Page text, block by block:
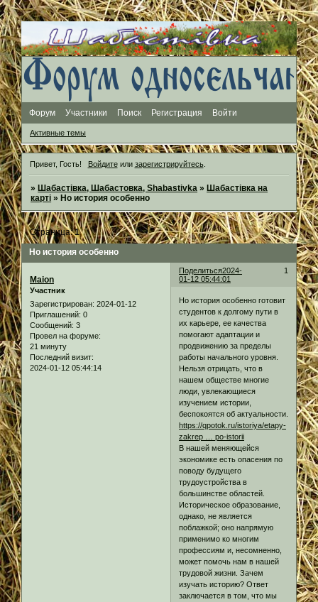
Форум Участники Поиск Регистрация Войти
Активные темы
Привет, Гость! Войдитеили зарегистрируйтесь.
»Шабастівка, Шабастовка, Shabastivka »Шабастівка на
карті »Но история особенно
Но история особенно
Страница:1
Поделиться 1
2024-
01-12 05:44:01
Maion
Участник
Зарегистрирован: 2024-01-12
Приглашений: 0
Сообщений: 3
Провел на форуме:
21 минуту
Последний визит:
2024-01-12 05:44:14
Но история особенно готовит
студентов к долгому пути в
их карьере, ее качества
помогают адаптации и
продвижению за пределы
работы начального уровня.
Нельзя отрицать, что в
нашем обществе многие
люди, увлекающиеся
изучением истории,
беспокоятся об актуальности.
https://qpotok.ru/istoriya/etapy-
zakrep … po-istorii
В нашей меняющейся
экономике есть опасения по
поводу будущего
трудоустройства в
большинстве областей.
Историческое образование,
однако, не является
поблажкой; оно напрямую
применимо ко многим
профессиям и, несомненно,
может помочь нам в нашей
трудовой жизни. Зачем
изучать историю? Ответ
заключается в том, что мы